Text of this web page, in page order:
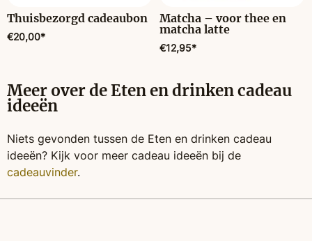
Thuisbezorgd cadeaubon
€20,00*
Matcha – voor thee en
matcha latte
€12,95*
Meer over de Eten en drinken cadeau
ideeën
Niets gevonden tussen de Eten en drinken cadeau
ideeën? Kijk voor meer cadeau ideeën bij de
cadeauvinder.